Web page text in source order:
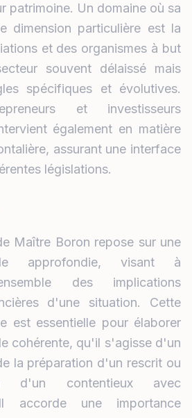
patrimoine. Un domaine où sa
dimension particulière est la
et des organismes à but
souvent délaissé mais
spécifiques et évolutives.
et investisseurs
également en matière
assurant une interface
législations.
Maître Boron repose sur une
approfondie, visant à
des implications
d'une situation. Cette
est essentielle pour élaborer
cohérente, qu'il s'agisse d'un
la préparation d'un rescrit ou
contentieux avec
accorde une importance